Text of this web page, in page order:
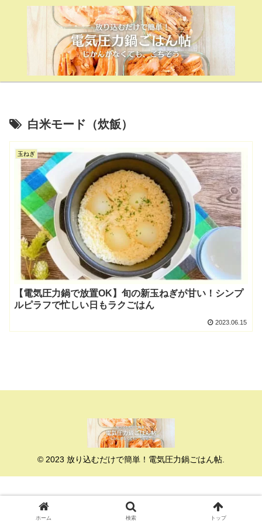
白米モード（炊飯）
玉ねぎ
【電気圧力鍋で放置OK】旬の新玉ねぎが甘い！シンプ
ルピラフで忙しい日もラクごはん
2023.06.15
© 2023 放り込むだけで簡単！電気圧力鍋ごはん帖.
ホーム 検索 トップ